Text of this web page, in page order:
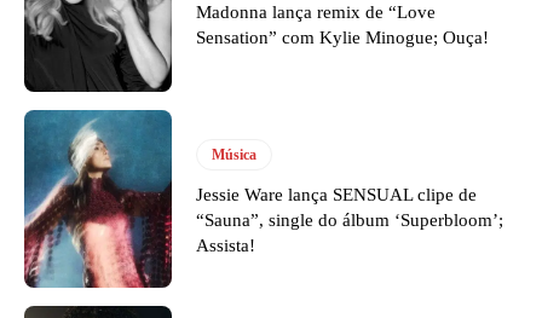
Madonna lança remix de “Love
Sensation” com Kylie Minogue; Ouça!
Música
Jessie Ware lança SENSUAL clipe de
“Sauna”, single do álbum ‘Superbloom’;
Assista!